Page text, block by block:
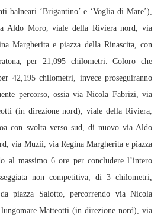
balneari ‘Brigantino’ e ‘Voglia di Mare’),
Aldo Moro, viale della Riviera nord, via
Margherita e piazza della Rinascita, con
per 21,095 chilometri. Coloro che
42,195 chilometri, invece proseguiranno
percorso, ossia via Nicola Fabrizi, via
(in direzione nord), viale della Riviera,
con svolta verso sud, di nuovo via Aldo
via Muzii, via Regina Margherita e piazza
al massimo 6 ore per concludere l’intero
non competitiva, di 3 chilometri,
piazza Salotto, percorrendo via Nicola
Matteotti (in direzione nord), via